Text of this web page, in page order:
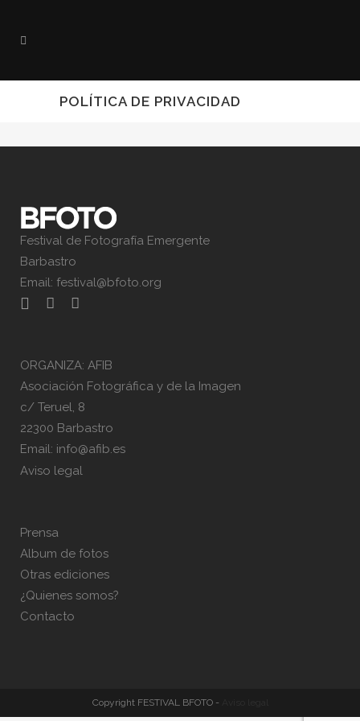
POLÍTICA DE PRIVACIDAD
Festival de Fotografía Emergente
Barbastro
Email: festival@bfoto.org
ORGANIZA: AFIB
Asociación Fotográfica y de la Imagen
c/ Teruel, 8
22300 Barbastro
Email: info@afib.es
Aviso legal
Prensa
Album de fotos
Otras ediciones
¿Quienes somos?
Contacto
Copyright FESTIVAL BFOTO-